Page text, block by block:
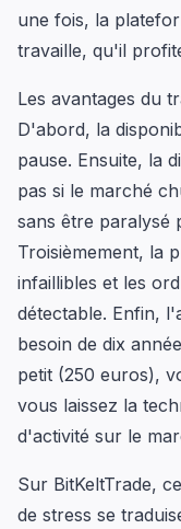
une fois, la
travaille, qu'il
Les avantages du
D'abord, la
pause. Ensuite, la
pas si le marché
sans être paralysé
Troisièmement, la
infaillibles et les
détectable. Enfin,
besoin de dix
petit (250 euros),
vous laissez la
d'activité sur le
Sur BitKeltTrade,
de stress se